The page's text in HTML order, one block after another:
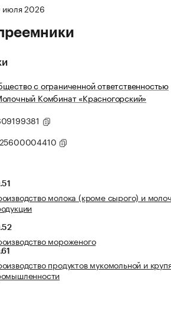
июля 2026
с ограниченной ответственностью
Комбинат «Красногорский»
молока (кроме сырого) и
мороженого
продуктов мукомольной и